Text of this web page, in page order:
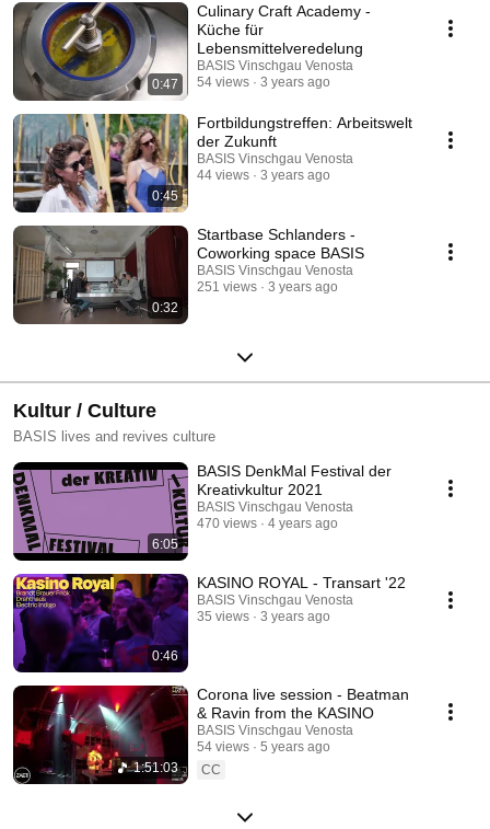
0:47
Culinary Craft Academy -
Küche für
Lebensmittelveredelung
BASIS Vinschgau Venosta
54 views
3 years ago
0:45
Fortbildungstreffen: Arbeitswelt
der Zukunft
BASIS Vinschgau Venosta
44 views
3 years ago
0:32
Startbase Schlanders -
Coworking space BASIS
BASIS Vinschgau Venosta
251 views
3 years ago
Kultur / Culture
BASIS lives and revives culture
6:05
BASIS DenkMal Festival der
Kreativkultur 2021
BASIS Vinschgau Venosta
470 views
4 years ago
0:46
KASINO ROYAL - Transart '22
BASIS Vinschgau Venosta
35 views
3 years ago
1:51:03
Corona live session - Beatman
& Ravin from the KASINO
BASIS Vinschgau Venosta
54 views
5 years ago
CC